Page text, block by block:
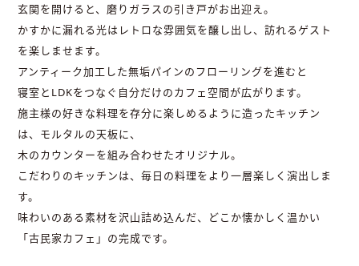
玄関を開けると、磨りガラスの引き戸がお出迎え。
かすかに漏れる光はレトロな雰囲気を醸し出し、訪れるゲスト
を楽しませます。
アンティーク加工した無垢パインのフローリングを進むと
寝室とLDKをつなぐ自分だけのカフェ空間が広がります。
施主様の好きな料理を存分に楽しめるように造ったキッチン
は、モルタルの天板に、
木のカウンターを組み合わせたオリジナル。
こだわりのキッチンは、毎日の料理をより一層楽しく演出しま
す。
味わいのある素材を沢山詰め込んだ、どこか懐かしく温かい
「古民家カフェ」の完成です。